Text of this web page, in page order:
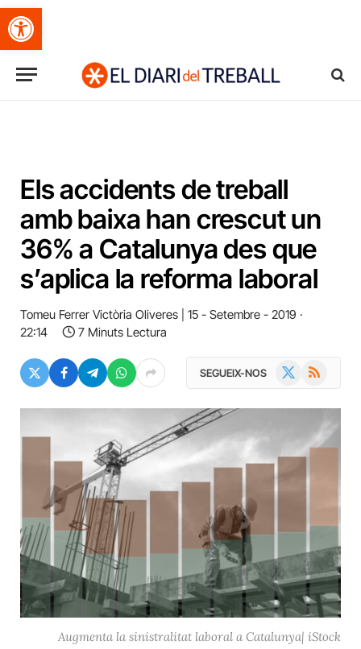
Obre la barra d'eines
Els accidents de treball
amb baixa han crescut un
36% a Catalunya des que
s’aplica la reforma laboral
Tomeu Ferrer Victòria Oliveres
15 - Setembre - 2019 ·
22:14
7 Minuts Lectura
SEGUEIX-NOS RSS
Augmenta la sinistralitat laboral a Catalunya| iStock